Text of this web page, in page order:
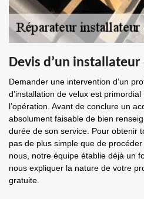
Devis d’un installateur
Demander une intervention d’un
d’installation de velux est
l’opération. Avant de conclure un
absolument faisable de bien
durée de son service. Pour obtenir
pas de plus simple que de
nous, notre équipe établie déjà un
nous expliquer la nature de votre
gratuite.